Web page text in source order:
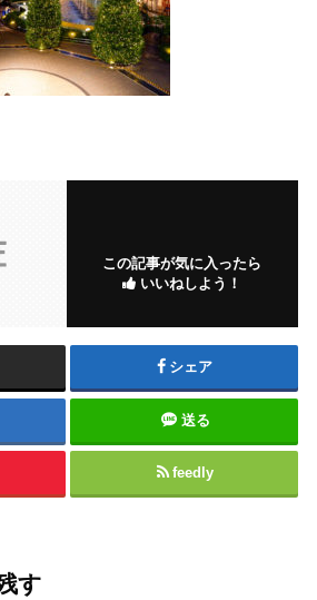
この記事が気に入ったら
いいねしよう！
シェア
送る
feedly
す